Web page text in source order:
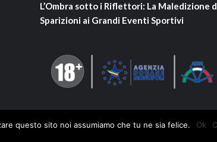
L’Ombra sotto i Riflettori: La Maledizione
Sparizioni ai Grandi Eventi Sportivi
questo sito noi assumiamo che tu ne sia felice. Ok